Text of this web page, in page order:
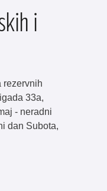
i
rezervnih
33a,
- neradni
dan Subota,